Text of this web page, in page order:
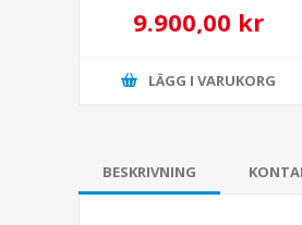
9.900,00 kr
LÄGG I VARUKORG
BESKRIVNING